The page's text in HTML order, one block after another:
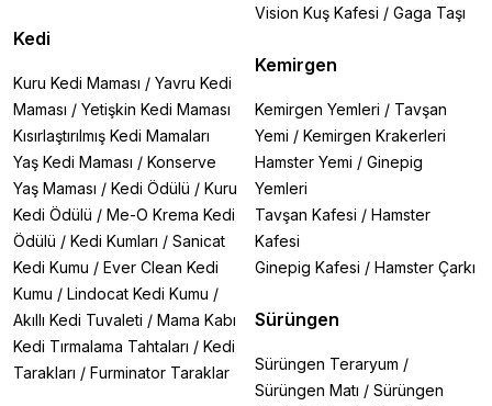
Kedi
Kuru Kedi Maması / Yavru Kedi
Maması / Yetişkin Kedi Maması
Kısırlaştırılmış Kedi Mamaları
Yaş Kedi Maması / Konserve
Yaş Maması / Kedi Ödülü / Kuru
Kedi Ödülü / Me-O Krema Kedi
Ödülü / Kedi Kumları / Sanicat
Kedi Kumu / Ever Clean Kedi
Kumu / Lindocat Kedi Kumu /
Akıllı Kedi Tuvaleti / Mama Kabı
Kedi Tırmalama Tahtaları / Kedi
Tarakları / Furminator Taraklar
Vision Kuş Kafesi / Gaga Taşı
Kemirgen
Kemirgen Yemleri / Tavşan
Yemi / Kemirgen Krakerleri
Hamster Yemi / Ginepig
Yemleri
Tavşan Kafesi / Hamster
Kafesi
Ginepig Kafesi / Hamster Çarkı
Sürüngen
Sürüngen Teraryum /
Sürüngen Matı / Sürüngen